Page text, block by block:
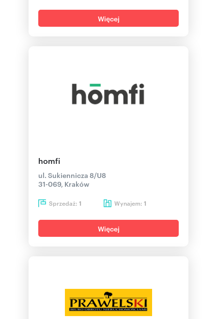
Więcej
homfi
ul. Sukiennicza 8/U8
31-069, Kraków
Sprzedaż: 1 Wynajem: 1
Więcej